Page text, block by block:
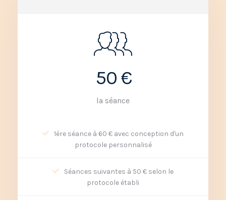
50 €
la séance
1ére séance à 60 € avec conception d'un
protocole personnalisé
Séances suivantes à 50 € selon le
protocole établi